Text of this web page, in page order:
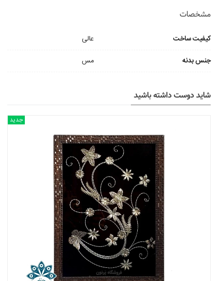
مشخصات
کیفیت ساخت
عالی
جنس بدنه
مس
شاید دوست داشته باشید
جدید